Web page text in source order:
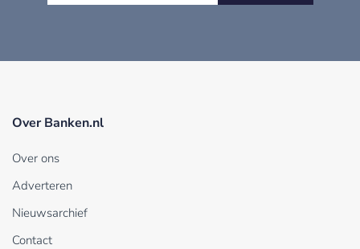
Over Banken.nl
Over ons
Adverteren
Nieuwsarchief
Contact